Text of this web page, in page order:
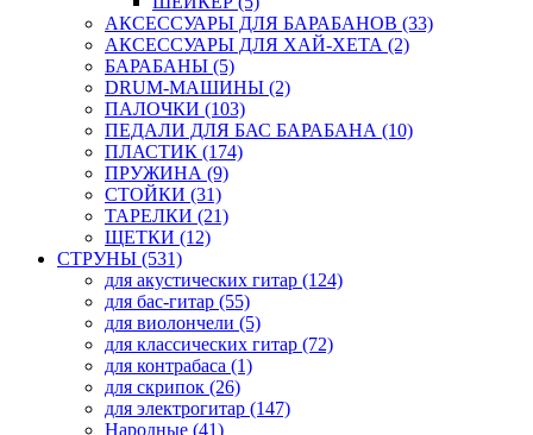
АКСЕССУАРЫ ДЛЯ БАРАБАНОВ (33)
АКСЕССУАРЫ ДЛЯ ХАЙ-ХЕТА (2)
БАРАБАНЫ (5)
DRUM-МАШИНЫ (2)
ПАЛОЧКИ (103)
ПЕДАЛИ ДЛЯ БАС БАРАБАНА (10)
ПЛАСТИК (174)
ПРУЖИНА (9)
СТОЙКИ (31)
ТАРЕЛКИ (21)
ЩЕТКИ (12)
СТРУНЫ (531)
для акустических гитар (124)
для бас-гитар (55)
для виолончели (5)
для классических гитар (72)
для контрабаса (1)
для скрипок (26)
для электрогитар (147)
Народные (41)